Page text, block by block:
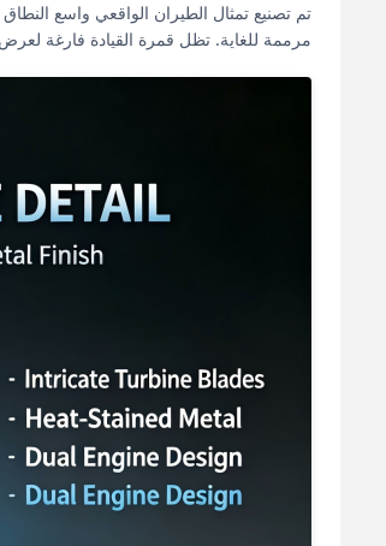
مرممة للغاية. تظل قمرة القيادة فارغة